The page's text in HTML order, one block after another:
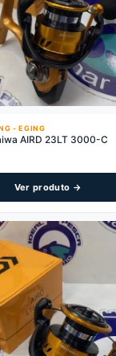
- EGING
AIRD 23LT 3000-C
Ver produto →